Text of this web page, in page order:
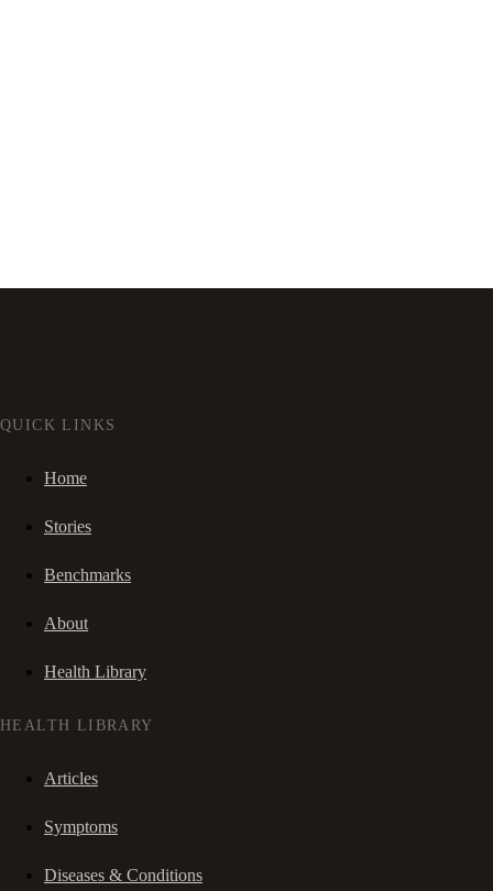
QUICK LINKS
Home
Stories
Benchmarks
About
Health Library
HEALTH LIBRARY
Articles
Symptoms
Diseases & Conditions